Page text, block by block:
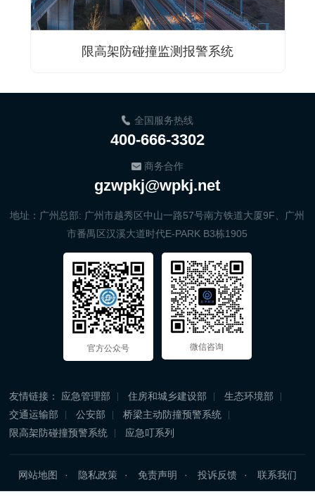
限高架防碰撞监测报警系统
全国服务热线
400-666-3302
商务合作
gzwpkj@wpkj.net
地址：广州总部: 广州市越秀区中山一路57号南方铁道大厦9F、广州
市番禺区汉溪大道时代E-PARK B3栋1905
官方公众号 微信咨询
友情链接： 应急管理部 住房和城乡建设部
生态环境部
交通运输部
公安部
桥梁主动防撞预警系统
限高架防碰撞预警系统
应急叮系列
网站地图 隐私政策 免责声明 投诉反馈
联系我们